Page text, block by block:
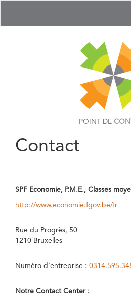
POINT DE
Contact
SPF Economie, P.M.E., Classes
http://www.economie.fgov.be/fr
Rue du Progrès, 50
1210 Bruxelles
Numéro d’entreprise :
Notre Contact Center :